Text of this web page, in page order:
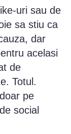
uri sau de
sa stiu ca
dar
acelasi
de
Totul.
pe
social